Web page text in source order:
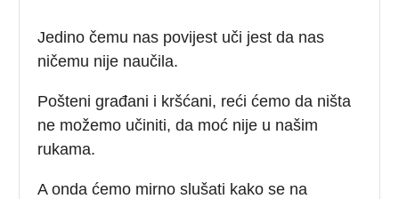
Jedino čemu nas povijest uči jest da nas
ničemu nije naučila.
Pošteni građani i kršćani, reći ćemo da ništa
ne možemo učiniti, da moć nije u našim
rukama.
A onda ćemo mirno slušati kako se na